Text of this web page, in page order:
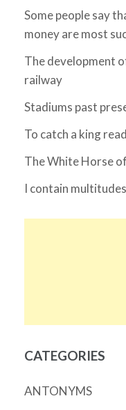
Some people say
money are most
The development
railway
Stadiums past
To catch a king
The White Horse
I contain
CATEGORIES
ANTONYMS